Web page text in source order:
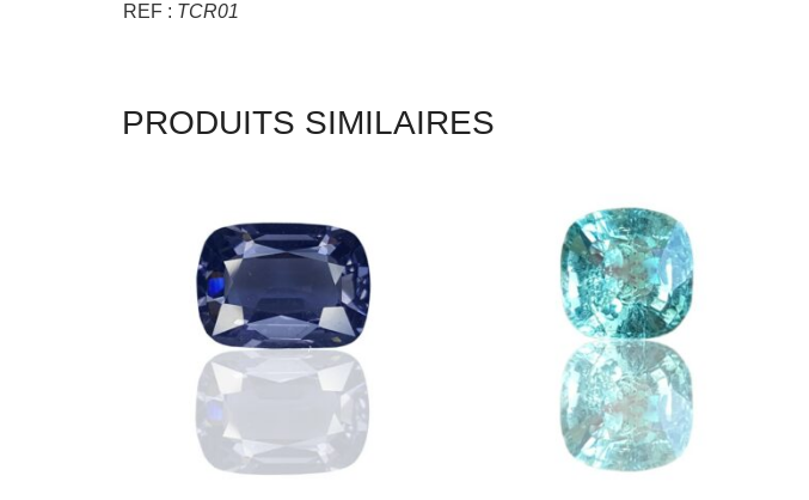
REF : TCR01
PRODUITS SIMILAIRES